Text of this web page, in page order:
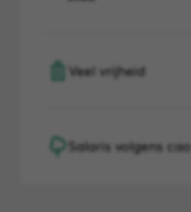
Veel vrijheid
Salaris volgens cao